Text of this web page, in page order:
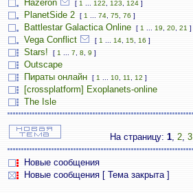
Hazeron
[ 1 122 123 124 ]
PlanetSide 2
[ 1 74 75 76 ]
Battlestar Galactica Online
[ 1 19 20 21 ]
Vega Conflict
[ 1 14 15 16 ]
Stars!
[ 1 7 8 9 ]
Outscape
Пираты онлайн
[ 1 10 11 12 ]
[crossplatform] Exoplanets-online
The Isle
На страницу: 1, 2, 3
Новые сообщения
Новые сообщения [ Тема закрыта ]